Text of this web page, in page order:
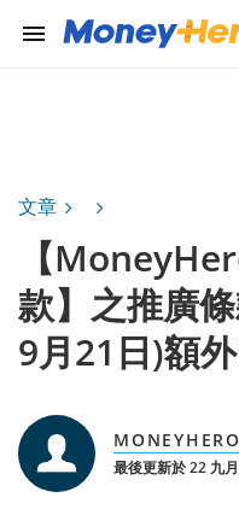
menu
文章
【
款】之推廣
9月21日)額
最後更新於 22 九